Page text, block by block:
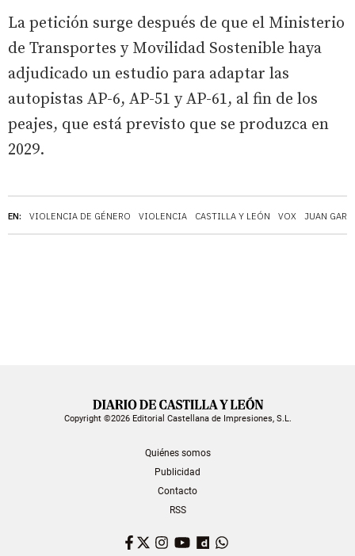
EN: VIOLENCIA DE GÉNERO VIOLENCIA CASTILLA Y LEÓN VOX JUAN
La petición surge después de que el Ministerio
de Transportes y Movilidad Sostenible haya
adjudicado un estudio para adaptar las
autopistas AP-6, AP-51 y AP-61, al fin de los
peajes, que está previsto que se produzca en
2029.
Copyright ©2026 Editorial Castellana de Impresiones, S.L.
Quiénes somos
Publicidad
Contacto
RSS
Facebook
TwitterInstagram
YouTubeDailymotion